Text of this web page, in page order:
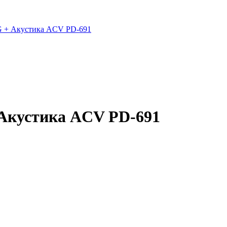
ACV PD-691